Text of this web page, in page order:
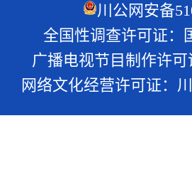
川公网安备
全国性调查许可证：
广播电视节目制作许
网络文化经营许可证：